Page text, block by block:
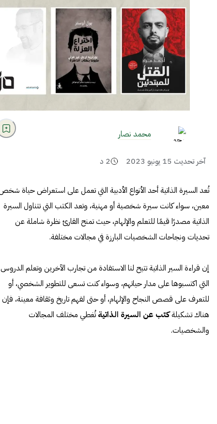
محمد نصار
آخر تحديث 15 يونيو 2023 2 د
تُعد السيرة الذاتية أحد الأنواع الأدبية التي تعمل على استعراض حياة
معين، سواء كانت سيرة شخصية أو مهنية، وتعد الكتب التي تتناول السيرة
الذاتية مصدرًا قيمًا للتعلم والإلهام، حيث تمنح القارئ نظرة شاملة عن
تحديات ونجاحات الشخصيات البارزة في مجالات مختلفة.
إن قراءة السير الذاتية تتيح لنا الاستفادة من تجارب الآخرين وتعلم الدروس
التي اكتسبوها على مدار حياتهم، وسواء كنت تسعى للتطوير الشخصي، أو
للتعرف على قصص النجاح والإلهام، أو حتى لفهم تاريخ وثقافة معينة، فإن
هناك تشكيلةكتب عن السيرة الذاتيةتُغطي مختلف المجالات
والشخصيات.